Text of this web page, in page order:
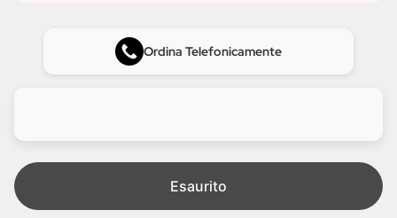
Ordina Telefonicamente
Esaurito